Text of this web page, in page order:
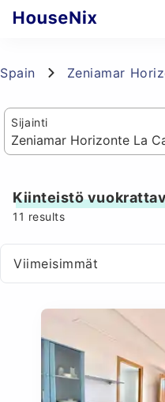
Spain Zeniamar
Sijainti
Kiinteistö
11 results
Viimeisimmät